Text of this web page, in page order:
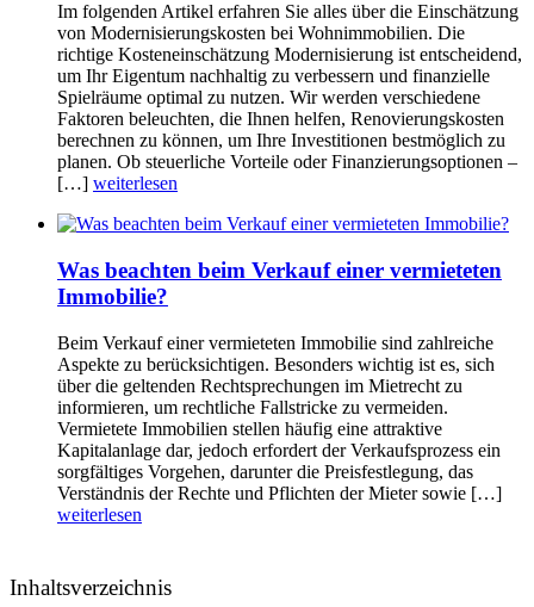
Im folgenden Artikel erfahren Sie alles über die Einschätzung
von Modernisierungskosten bei Wohnimmobilien. Die
richtige Kosteneinschätzung Modernisierung ist entscheidend,
um Ihr Eigentum nachhaltig zu verbessern und finanzielle
Spielräume optimal zu nutzen. Wir werden verschiedene
Faktoren beleuchten, die Ihnen helfen, Renovierungskosten
berechnen zu können, um Ihre Investitionen bestmöglich zu
planen. Ob steuerliche Vorteile oder Finanzierungsoptionen –
[…] weiterlesen
Was beachten beim Verkauf einer vermieteten
Immobilie?
Beim Verkauf einer vermieteten Immobilie sind zahlreiche
Aspekte zu berücksichtigen. Besonders wichtig ist es, sich
über die geltenden Rechtsprechungen im Mietrecht zu
informieren, um rechtliche Fallstricke zu vermeiden.
Vermietete Immobilien stellen häufig eine attraktive
Kapitalanlage dar, jedoch erfordert der Verkaufsprozess ein
sorgfältiges Vorgehen, darunter die Preisfestlegung, das
Verständnis der Rechte und Pflichten der Mieter sowie […]
weiterlesen
Inhaltsverzeichnis